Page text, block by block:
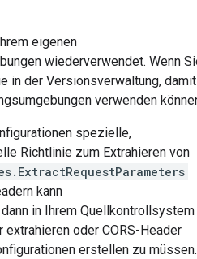
eigenen
wiederverwendet. Wenn
in der Versionsverwaltung, damit
verwenden
spezielle,
Richtlinie zum Extrahieren von
kann
in Ihrem Quellkontrollsystem
oder CORS-Header
erstellen zu müssen.